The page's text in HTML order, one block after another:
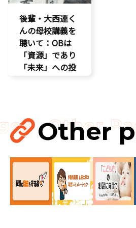
後輩・大西連く
んの母校講義を
聴いて：OBは
「資源」であり
「未来」への投
資だ
講演会
Other